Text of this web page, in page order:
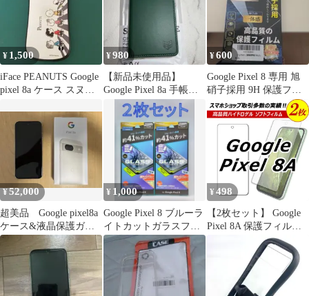
¥ 1,500
iFace PEANUTS Google
pixel 8a ケース スヌー
¥980
【新品未使用品】
Google Pixel 8a 手帳型
ケース FeeY グリーン
¥600
Google Pixel 8 専用 旭
硝子採用 9H 保護フィ
ルム
¥52,000
超美品 Google pixel8a
ケース&液晶保護ガラ
ス付き
¥ 1,000
Google Pixel 8 ブルーラ
イトカットガラスフィ
ルム・黒フレーム2枚組
¥ 498
【2枚セット】 Google
Pixel 8A 保護フィルム
グーグルピクセル8A ハ
イドロゲル フィルム
google pixel8A